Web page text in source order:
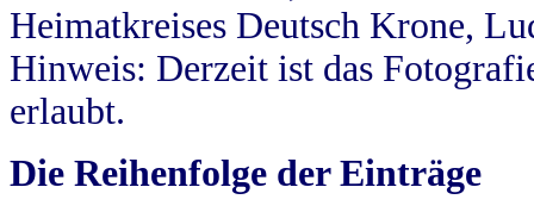
Heimatkreises Deutsch Krone,
Hinweis: Derzeit ist das
erlaubt.
Die Reihenfolge der Einträge